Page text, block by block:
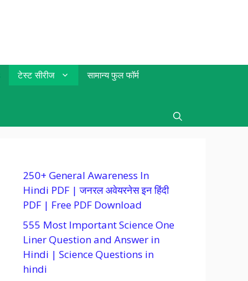
टेस्ट सीरीज
सामान्य फुल फॉर्म
250+ General Awareness In
Hindi PDF | जनरल अवेयरनेस इन हिंदी
PDF | Free PDF Download
555 Most Important Science One
Liner Question and Answer in
Hindi | Science Questions in
hindi